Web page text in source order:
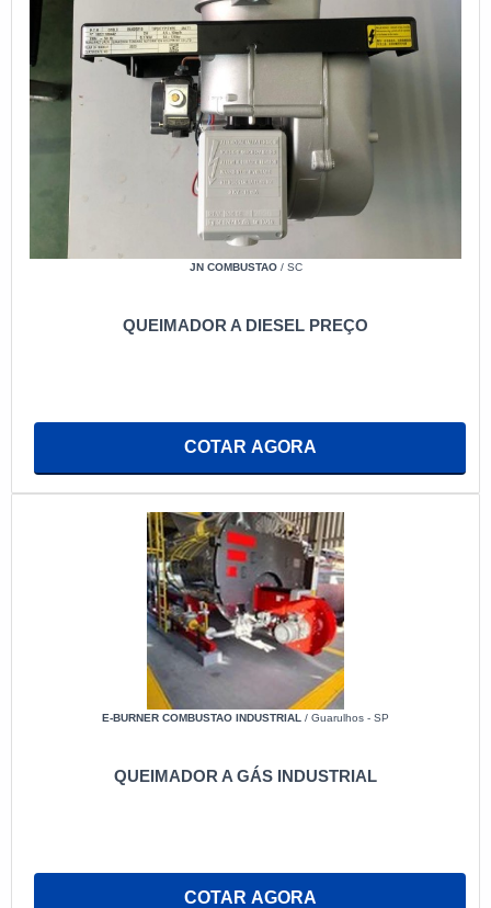
JN COMBUSTAO/ SC
QUEIMADOR A DIESEL PREÇO
COTAR AGORA
E-BURNER COMBUSTAO INDUSTRIAL / Guarulhos - SP
QUEIMADOR A GÁS INDUSTRIAL
COTAR AGORA